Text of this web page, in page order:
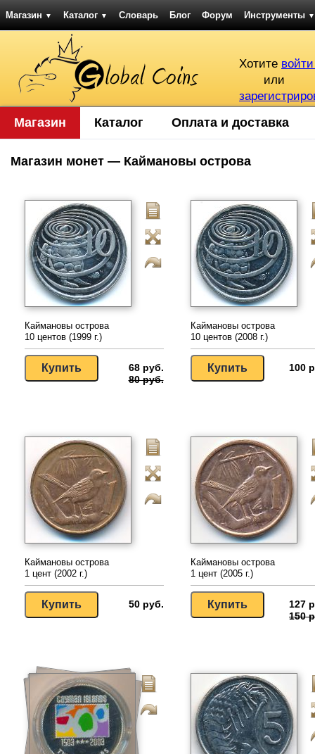
Магазин ▼ Каталог ▼ Словарь Блог Форум Инструменты ▼
Хотите
или
Магазин Каталог Оплата и доставка
Магазин монет — Каймановы острова
Каймановы острова
10 центов (1999 г.)
68 руб.
80 руб.
Каймановы острова
10 центов (2008 г.)
100
Каймановы острова
1 цент (2002 г.)
50 руб.
Каймановы острова
1 цент (2005 г.)
127
150